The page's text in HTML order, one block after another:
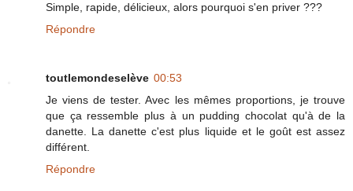
Simple, rapide, délicieux, alors pourquoi s'en priver ???
Répondre
toutlemondeselève 00:53
Je viens de tester. Avec les mêmes proportions, je trouve
que ça ressemble plus à un pudding chocolat qu'à de la
danette. La danette c'est plus liquide et le goût est assez
différent.
Répondre